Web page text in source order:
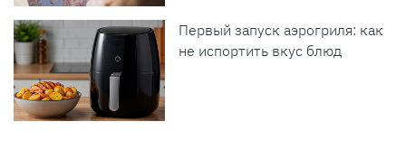
Первый запуск аэрогриля: как
не испортить вкус блюд